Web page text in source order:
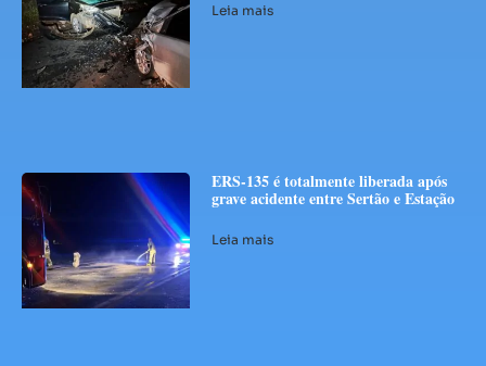
Leia mais
ERS-135 é totalmente liberada após
grave acidente entre Sertão e Estação
Leia mais